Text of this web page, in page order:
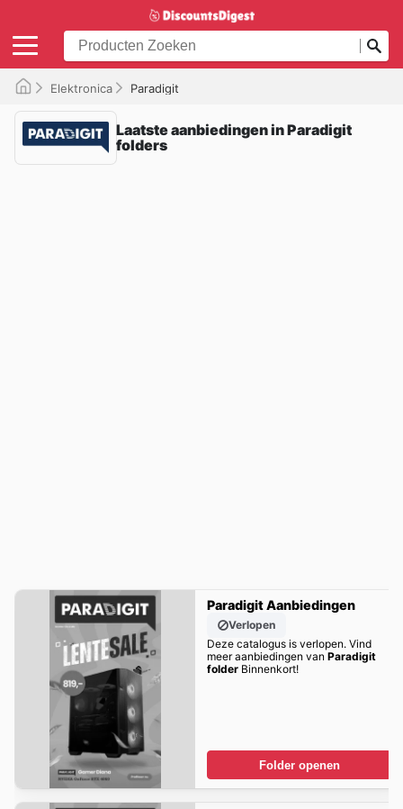
Elektronica Paradigit
Laatste aanbiedingen in Paradigit
folders
Paradigit Aanbiedingen
Verlopen
Deze catalogus is verlopen. Vind
meer aanbiedingen van Paradigit
folderBinnenkort!
Folder openen